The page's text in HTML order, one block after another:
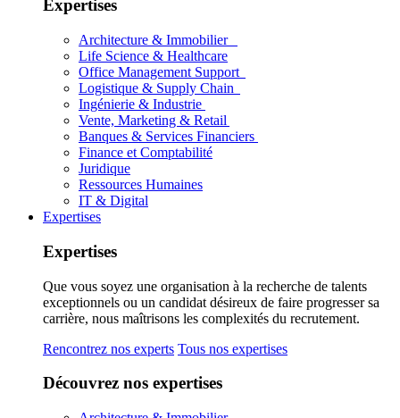
Expertises
Architecture & Immobilier
Life Science & Healthcare
Office Management Support
Logistique & Supply Chain
Ingénierie & Industrie
Vente, Marketing & Retail
Banques & Services Financiers
Finance et Comptabilité
Juridique
Ressources Humaines
IT & Digital
Expertises
Expertises
Que vous soyez une organisation à la recherche de talents
exceptionnels ou un candidat désireux de faire progresser sa
carrière, nous maîtrisons les complexités du recrutement.
Rencontrez nos experts Tous nos expertises
Découvrez nos expertises